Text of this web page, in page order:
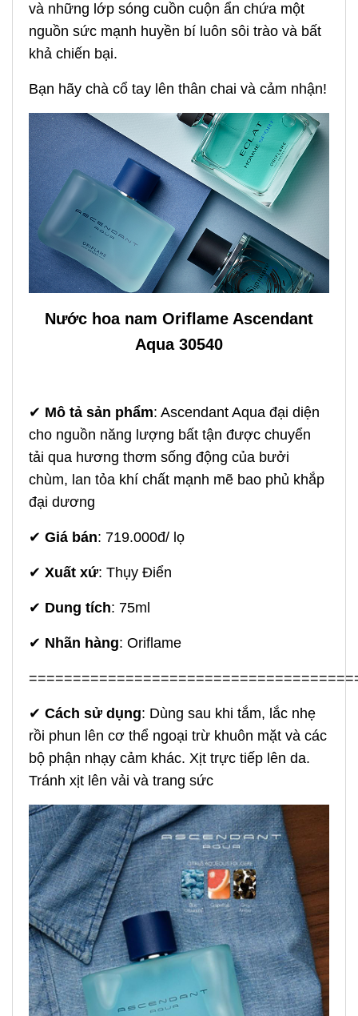
và những lớp sóng cuồn cuộn ẩn chứa một
nguồn sức mạnh huyền bí luôn sôi trào và bất
khả chiến bại.
Bạn hãy chà cổ tay lên thân chai và cảm nhận!
Nước hoa nam Oriflame Ascendant
Aqua 30540
✔ Mô tả sản phẩm: Ascendant Aqua đại diện
cho nguồn năng lượng bất tận được chuyển
tải qua hương thơm sống động của bưởi
chùm, lan tỏa khí chất mạnh mẽ bao phủ khắp
đại dương
✔ Giá bán: 719.000đ/ lọ
✔ Xuất xứ: Thụy Điển
✔ Dung tích: 75ml
✔ Nhãn hàng: Oriflame
✔ Cách sử dụng: Dùng sau khi tắm, lắc nhẹ
rồi phun lên cơ thể ngoại trừ khuôn mặt và các
bộ phận nhạy cảm khác. Xịt trực tiếp lên da.
Tránh xịt lên vải và trang sức